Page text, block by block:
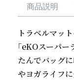
商品説明
トラベルマッ
「eKOスーパ
たんでバッグに
やヨガライフ